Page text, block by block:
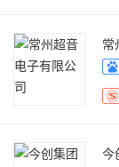
常
今